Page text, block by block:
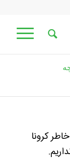
کرونا